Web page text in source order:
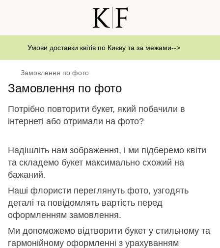
Умови доставки квітів по Києву та за межами-->
Замовлення по фото
Замовлення по фото
Потрібно повторити букет, який побачили в
інтернеті або отримали на фото?
Надішліть нам зображення, і ми підберемо квіти
та складемо букет максимально схожий на
бажаний.
Наші флористи переглянуть фото, узгодять
деталі та повідомлять вартість перед
оформленням замовлення.
Ми допоможемо відтворити букет у стильному та
гармонійному оформленні з урахуванням